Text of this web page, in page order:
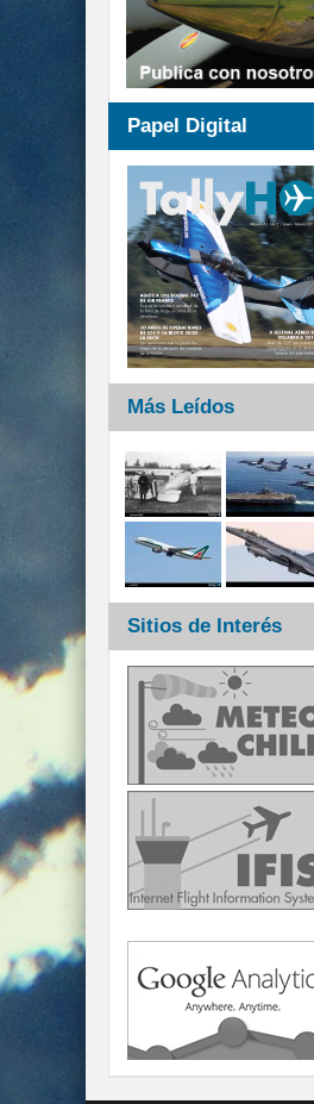
Papel Digital
Más Leídos
Sitios de Interés